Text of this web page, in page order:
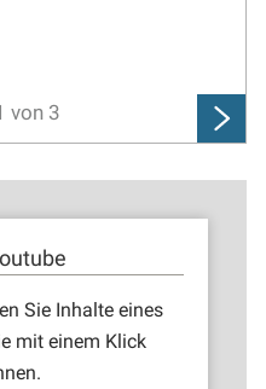
von 3
Sie Inhalte eines
mit einem Klick